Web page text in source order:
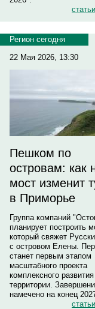
Регион сегодня
22 Мая 2026, 13:30
Пешком по
островам: как
мост изменит
в Приморье
Группа компаний
планирует построить
который свяжет
с островом Елены.
станет первым этапом
масштабного проекта
комплексного развития
территории.
намечено на конец